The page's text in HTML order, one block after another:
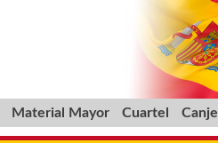
Material Mayor Cuartel Canje